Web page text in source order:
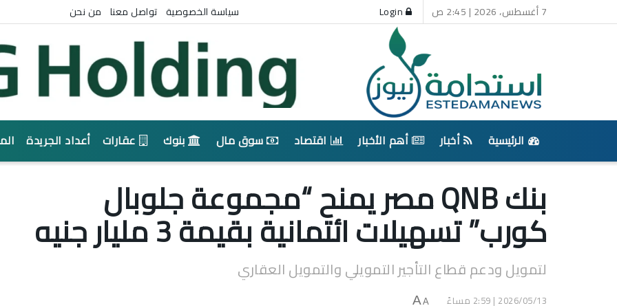
7 أغسطس، 2026 | 2:45 ص سياسة الخصوصية تواصل معنا من نحن
الرئيسية أخبار أهم الأخبار اقتصاد سوق مال بنوك عقارات أعداد الجريدة
بنك QNB مصر يمنح “مجموعة جلوبال
كورب” تسهيلات ائتمانية بقيمة 3 مليار جنيه
لتمويل ودعم قطاع التأجير التمويلي والتمويل العقاري
2026/05/13 | 2:59 مساءً A
A